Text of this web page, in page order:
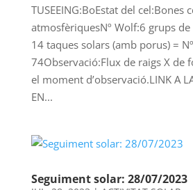
TUSEEING:BoEstat del cel:Bones
atmosfèriquesNº Wolf:6 grups
14 taques solars (amb porus) =
74Observació:Flux de raigs X de
el moment d’observació.LINK A
EN...
Seguiment solar: 28/07/2023